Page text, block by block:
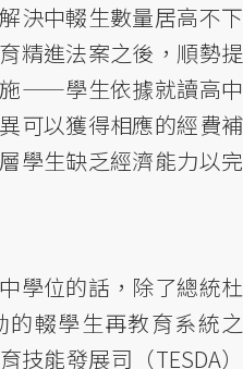
決中輟生數量居高不下
精進法案之後，順勢提
——學生依據就讀高中
可以獲得相應的經費補
學生缺乏經濟能力以完
學位的話，除了總統杜
輟學生再教育系統之
能發展司（TESDA）